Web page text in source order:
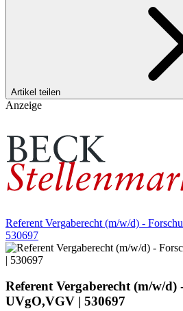
Artikel teilen
Anzeige
Referent Vergaberecht (m/w/d) -
530697
Referent Vergaberecht (m/w/
UVgO,VGV | 530697